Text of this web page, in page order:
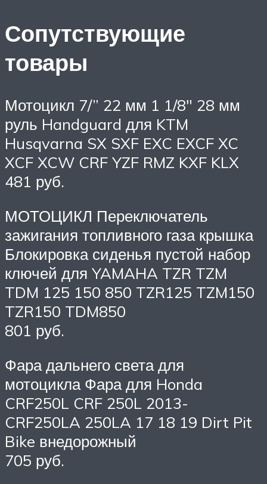
Сопутствующие
товары
Мотоцикл 7/” 22 мм 1 1/8″ 28 мм
руль Handguard для KTM
Husqvarna SX SXF EXC EXCF XC
XCF XCW CRF YZF RMZ KXF KLX
481 руб.
МОТОЦИКЛ Переключатель
зажигания топливного газа крышка
Блокировка сиденья пустой набор
ключей для YAMAHA TZR TZM
TDM 125 150 850 TZR125 TZM150
TZR150 TDM850
801 руб.
Фара дальнего света для
мотоцикла Фара для Honda
CRF250L CRF 250L 2013-
CRF250LA 250LA 17 18 19 Dirt Pit
Bike внедорожный
705 руб.